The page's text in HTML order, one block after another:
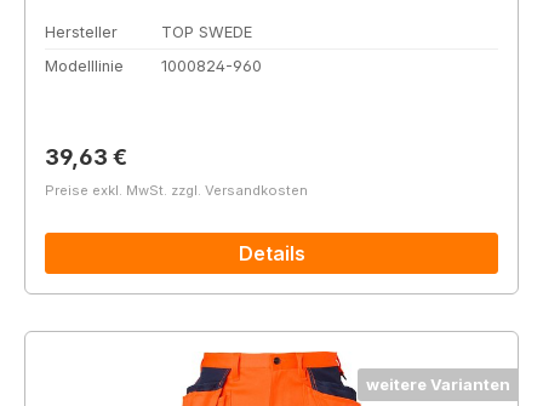
Hersteller
TOP SWEDE
Modelllinie
1000824-960
Regulärer Preis:
39,63 €
Preise exkl. MwSt. zzgl. Versandkosten
Details
weitere Varianten